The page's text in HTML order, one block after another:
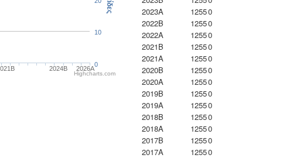
2024B 2026A
0
10
Highcharts.com
2023Α
12550
2022B
12550
2022A
12550
2021B
12550
2021A
12550
2020B
12550
2020A
12550
2019B
12550
2019A
12550
2018B
12550
2018A
12550
2017B
12550
2017A
12550